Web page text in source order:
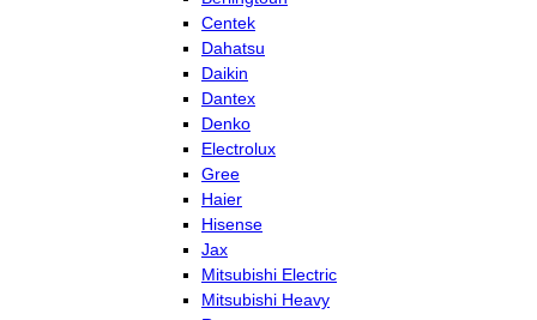
Centek
Dahatsu
Daikin
Dantex
Denko
Electrolux
Gree
Haier
Hisense
Jax
Mitsubishi Electric
Mitsubishi Heavy